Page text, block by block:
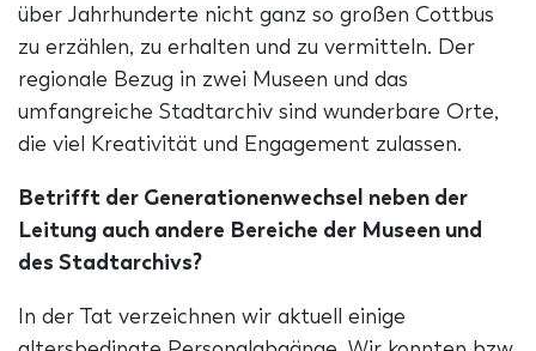
über Jahrhunderte nicht ganz so großen Cottbus
zu erzählen, zu erhalten und zu vermitteln. Der
regionale Bezug in zwei Museen und das
umfangreiche Stadtarchiv sind wunderbare Orte,
die viel Kreativität und Engagement zulassen.
Betrifft der Generationenwechsel neben der
Leitung auch andere Bereiche der Museen und
des Stadtarchivs?
In der Tat verzeichnen wir aktuell einige